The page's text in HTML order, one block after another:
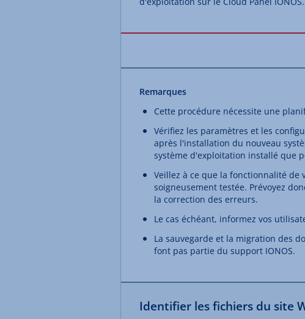
Remarques
Cette procédure nécessite une
Vérifiez les paramètres et les
après l'installation du nouveau
système d'exploitation installé que
Veillez à ce que la fonctionnalité de
soigneusement testée. Prévoyez
la correction des erreurs.
Le cas échéant, informez vos
La sauvegarde et la migration des
font pas partie du support IONOS.
Identifier les fichiers du site